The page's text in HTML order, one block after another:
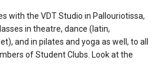
with the VDT Studio in Pallouriotissa,
in theatre, dance (latin,
and in pilates and yoga as well, to all
of Student Clubs. Look at the